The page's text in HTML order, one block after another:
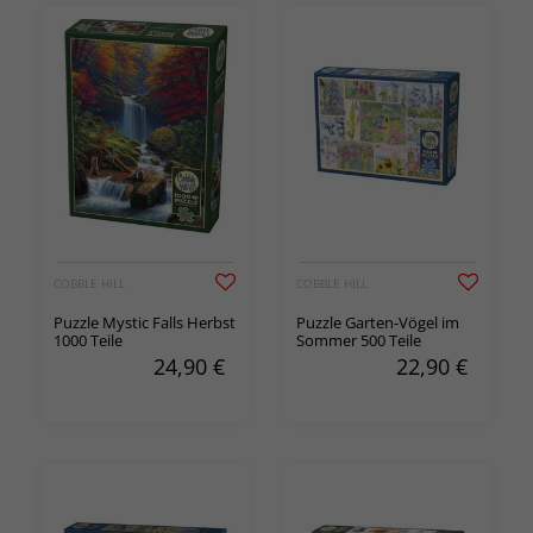
COBBLE HILL
Puzzle Mystic Falls Herbst
1000 Teile
24,90 €
COBBLE HILL
Puzzle Garten-Vögel im
Sommer 500 Teile
22,90 €